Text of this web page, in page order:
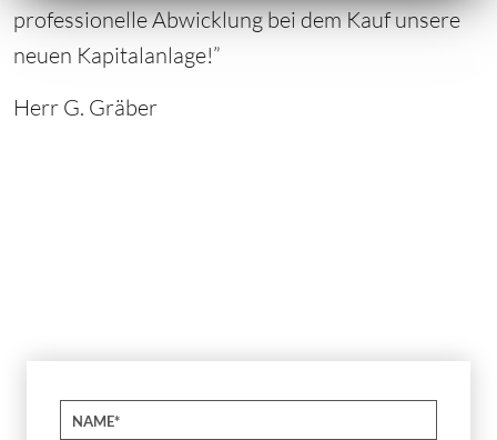
professionelle Abwicklung bei dem Kauf unsere
neuen Kapitalanlage!”
Herr G. Gräber